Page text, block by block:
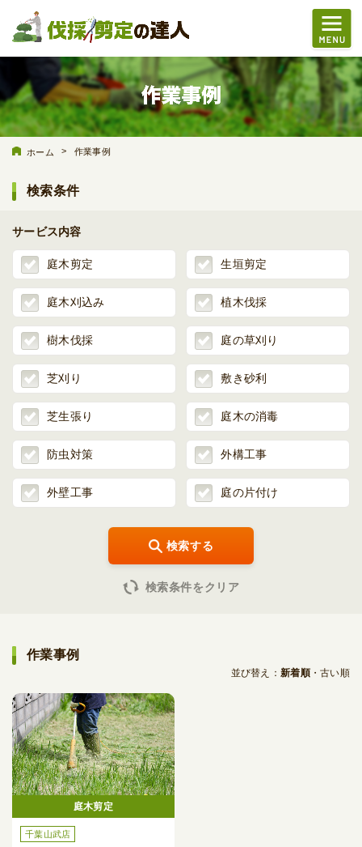
ホーム > 作業事例
検索条件
サービス内容
庭木剪定 生垣剪定
庭木刈込み 植木伐採
樹木伐採 庭の草刈り
芝刈り 敷き砂利
芝生張り 庭木の消毒
防虫対策 外構工事
外壁工事 庭の片付け
検索する
検索条件をクリア
作業事例
並び替え：新着順 古い順
庭木剪定
千葉山武店